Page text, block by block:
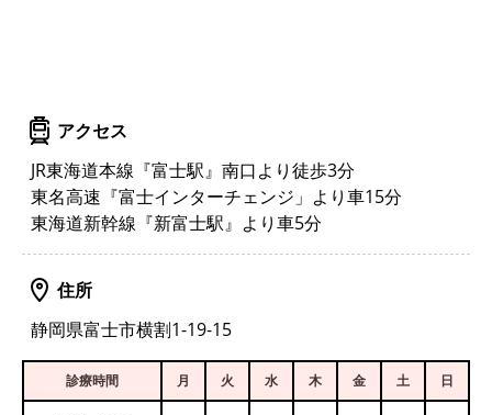
アクセス
JR東海道本線『富士駅』南口より徒歩3分
東名高速『富士インターチェンジ」より車15分
東海道新幹線『新富士駅』より車5分
住所
静岡県富士市横割1-19-15
診療時間 月 火 水 木 金 土 日